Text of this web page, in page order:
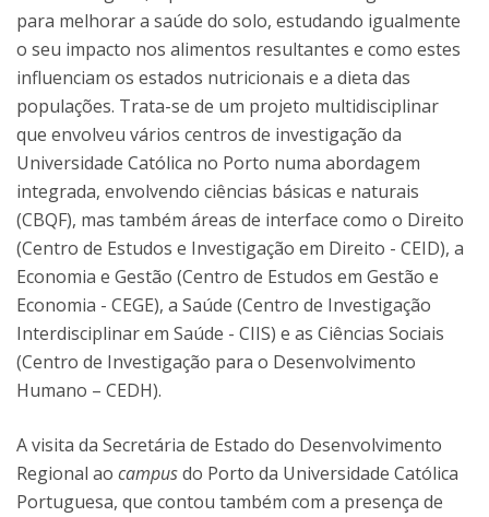
para melhorar a saúde do solo, estudando igualmente
o seu impacto nos alimentos resultantes e como estes
influenciam os estados nutricionais e a dieta das
populações. Trata-se de um projeto multidisciplinar
que envolveu vários centros de investigação da
Universidade Católica no Porto numa abordagem
integrada, envolvendo ciências básicas e naturais
(CBQF), mas também áreas de interface como o Direito
(Centro de Estudos e Investigação em Direito - CEID), a
Economia e Gestão (Centro de Estudos em Gestão e
Economia - CEGE), a Saúde (Centro de Investigação
Interdisciplinar em Saúde - CIIS) e as Ciências Sociais
(Centro de Investigação para o Desenvolvimento
Humano – CEDH).
A visita da Secretária de Estado do Desenvolvimento
Regional ao campusdo Porto da Universidade Católica
Portuguesa, que contou também com a presença de